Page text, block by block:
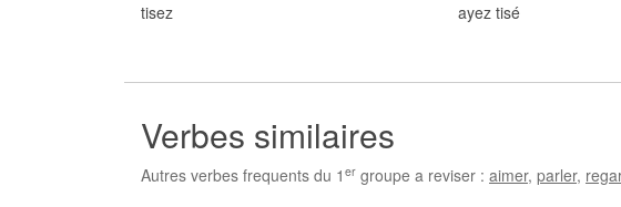
tisez
ayez tisé
Verbes similaires
Autres verbes frequents du 1 er groupe a reviser : aimer, parler,